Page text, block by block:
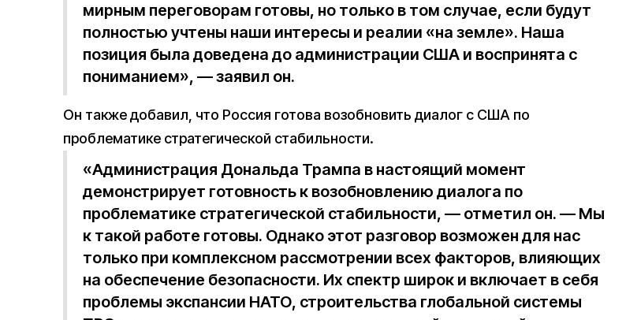
мирным переговорам готовы, но только в том случае, если будут
полностью учтены наши интересы и реалии «на земле». Наша
позиция была доведена до администрации США и воспринята с
пониманием», — заявил он.
Он также добавил, что Россия готова возобновить диалог с США по
проблематике стратегической стабильности.
«Администрация Дональда Трампа в настоящий момент
демонстрирует готовность к возобновлению диалога по
проблематике стратегической стабильности, — отметил он. — Мы
к такой работе готовы. Однако этот разговор возможен для нас
только при комплексном рассмотрении всех факторов, влияющих
на обеспечение безопасности. Их спектр широк и включает в себя
проблемы экспансии НАТО, строительства глобальной системы